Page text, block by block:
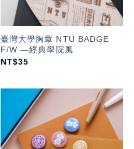
臺灣大學胸章 NTU BADGE
F/W —經典學院風
NT$35
加入
「願
望輕